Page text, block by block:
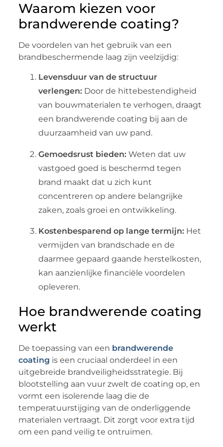
Waarom kiezen voor
brandwerende coating?
De voordelen van het gebruik van een
brandbeschermende laag zijn veelzijdig:
Levensduur van de structuur
verlengen:Door de hittebestendigheid
van bouwmaterialen te verhogen, draagt
een brandwerende coating bij aan de
duurzaamheid van uw pand.
Gemoedsrust bieden:Weten dat uw
vastgoed goed is beschermd tegen
brand maakt dat u zich kunt
concentreren op andere belangrijke
zaken, zoals groei en ontwikkeling.
Kostenbesparend op lange termijn:Het
vermijden van brandschade en de
daarmee gepaard gaande herstelkosten,
kan aanzienlijke financiële voordelen
opleveren.
Hoe brandwerende coating
werkt
De toepassing van een brandwerende
coating is een cruciaal onderdeel in een
uitgebreide brandveiligheidsstrategie. Bij
blootstelling aan vuur zwelt de coating op, en
vormt een isolerende laag die de
temperatuurstijging van de onderliggende
materialen vertraagt. Dit zorgt voor extra tijd
om een pand veilig te ontruimen.